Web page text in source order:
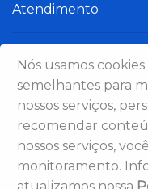
Atendimento
Institucional
Politicas
Formas de
Nós usamos
semelhantes para
nossos serviços,
recomendar
nossos serviços,
monitoramento.